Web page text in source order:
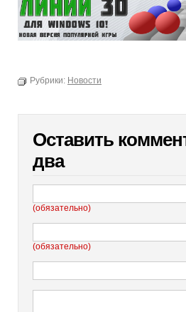
Рубрики: Новости
Оставить
два
(обязательно)
(обязательно)